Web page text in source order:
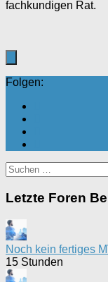
fachkundigen Rat.
Folgen:
Suchen
nach:
Letzte Foren
Noch kein fertiges
15 Stunden